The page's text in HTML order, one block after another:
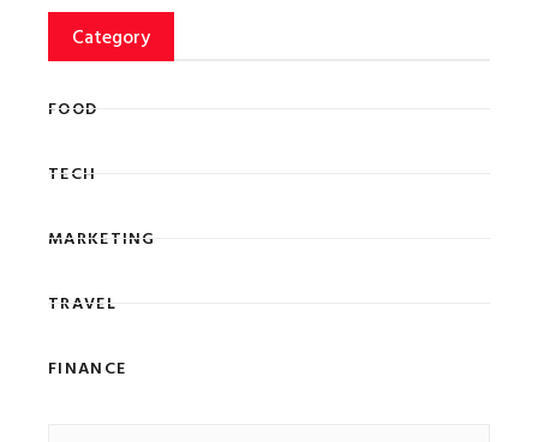
Category
FOOD
TECH
MARKETING
TRAVEL
FINANCE